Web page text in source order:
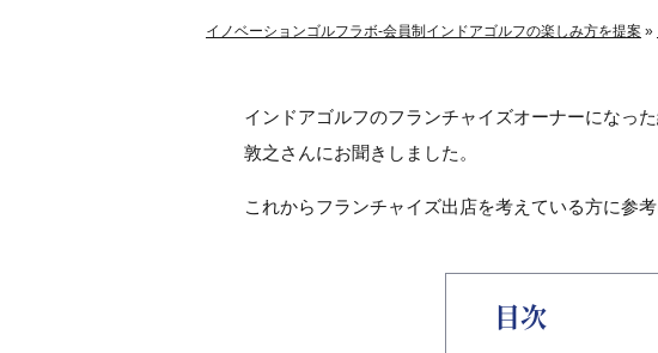
イノベーションゴルフラボ-会員制インドアゴルフの楽しみ方を提案 »
インドアゴルフのフランチャイズオーナーになっ
敦之さんにお聞きしました。
これからフランチャイズ出店を考えている方に参考
目次